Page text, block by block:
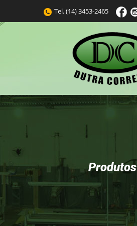
Tel.(14) 3453-2465
Produtos